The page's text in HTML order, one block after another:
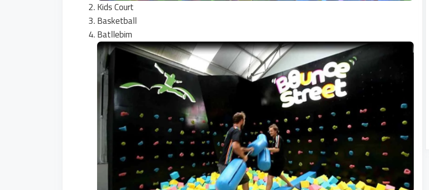
Kids Court
Basketball
Batllebim